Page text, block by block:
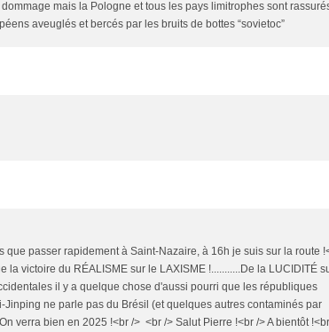
mais la Pologne et tous les pays limitrophes sont
aveuglés et bercés par les bruits de bottes “sovietoc”
que passer rapidement à Saint-Nazaire, à 16h je suis sur la route
la victoire du RÉALISME sur le LAXISME !...........De la LUCIDITÉ
il y a quelque chose d'aussi pourri que les républiques
ne parle pas du Brésil (et quelques autres contaminés par
verra bien en 2025 !<br /> <br /> Salut Pierre !<br /> A bientôt